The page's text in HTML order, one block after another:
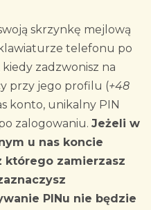
skrzynkę mejlową
telefonu po
zadzwonisz na
przy jego profilu (+48
konto, unikalny PIN
zalogowaniu. Jeżeli w
u nas koncie
którego zamierzasz
PINu nie będzie